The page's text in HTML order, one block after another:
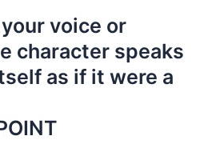
voice or
character speaks
as if it were a